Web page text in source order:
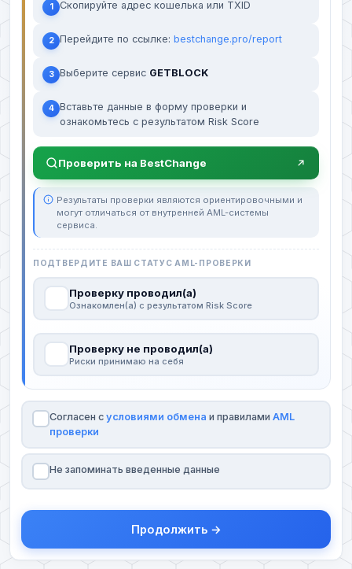
1 Скопируйте адрес кошелька или TXID
2 Перейдите по ссылке: bestchange.pro/report
3 Выберите сервис GETBLOCK
4 Вставьте данные в форму проверки и
ознакомьтесь с результатом Risk Score
Проверить на BestChange
Результаты проверки являются ориентировочными и
могут отличаться от внутренней AML-системы
сервиса.
ПОДТВЕРДИТЕ ВАШ СТАТУС AML-ПРОВЕРКИ
Проверку проводил(а)
Ознакомлен(а) с результатом Risk Score
Проверку не проводил(а)
Риски принимаю на себя
Согласен с условиями обмена и правилами AML
проверки
Не запоминать введенные данные
Продолжить →